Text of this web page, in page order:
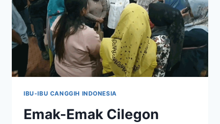
IBU-IBU CANGGIH INDONESIA
Emak-Emak Cilegon